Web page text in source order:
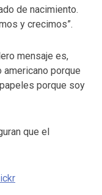
de nacimiento.
y crecimos”.
mensaje es,
americano porque
porque soy
que el